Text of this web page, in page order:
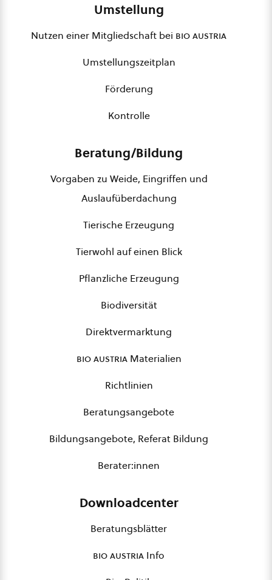
Umstellung
Nutzen einer Mitgliedschaft bei bio austria
Umstellungszeitplan
Förderung
Kontrolle
Beratung/Bildung
Vorgaben zu Weide, Eingriffen und
Auslaufüberdachung
Tierische Erzeugung
Tierwohl auf einen Blick
Pflanzliche Erzeugung
Biodiversität
Direktvermarktung
bio austriaMaterialien
Richtlinien
Beratungsangebote
Bildungsangebote, Referat Bildung
Berater:innen
Downloadcenter
Beratungsblätter
bio austria Info